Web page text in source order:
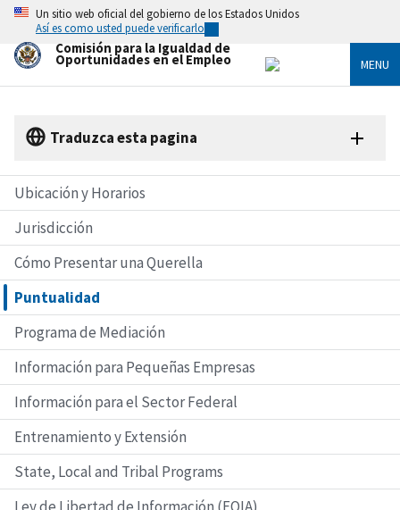
Skip
main
content
Un sitio web oficial del gobierno de los Estados Unidos
Así es como usted puede verificarlo
Comisión para la Igualdad de
Oportunidades en el Empleo MENU
Traduzca esta pagina
Ubicación y Horarios
Jurisdicción
Cómo Presentar una Querella
Puntualidad
Programa de Mediación
Información para Pequeñas Empresas
Información para el Sector Federal
Entrenamiento y Extensión
State, Local and Tribal Programs